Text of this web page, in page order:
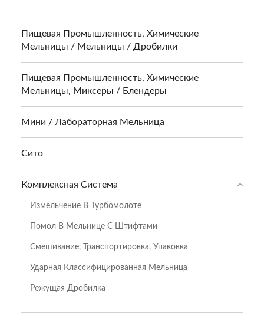
Пищевая Промышленность, Химические
Мельницы / Мельницы / Дробилки
Пищевая Промышленность, Химические
Мельницы, Миксеры / Блендеры
Мини / Лабораторная Мельница
Сито
Комплексная Система
Измельчение В Турбомолоте
Помол В Мельнице С Штифтами
Смешивание, Транспортировка, Упаковка
Ударная Классифицированная Мельница
Режущая Дробилка